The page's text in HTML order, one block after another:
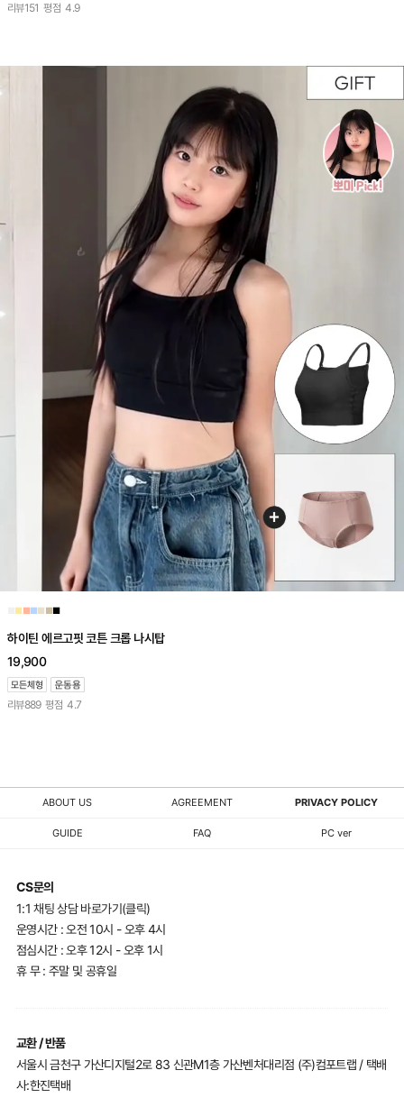
리뷰151 평점 4.9
■■■■■■
하이틴 에르고핏 코튼 크롭 나시탑
19,900
리뷰889 평점 4.7
ABOUT US AGREEMENT PRIVACY POLICY
GUIDE FAQ PC ver
CS문의
1:1 채팅 상담 바로가기(클릭)
운영시간 : 오전 10시 - 오후 4시
점심시간 : 오후 12시 - 오후 1시
휴 무 : 주말 및 공휴일
교환 / 반품
서울시 금천구 가산디지털2로 83 신관M1층 가산벤처대리점 (주)컴포트랩 / 택배
사:한진택배